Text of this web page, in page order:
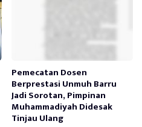
Pemecatan Dosen
Berprestasi Unmuh Barru
Jadi Sorotan, Pimpinan
Muhammadiyah Didesak
Tinjau Ulang